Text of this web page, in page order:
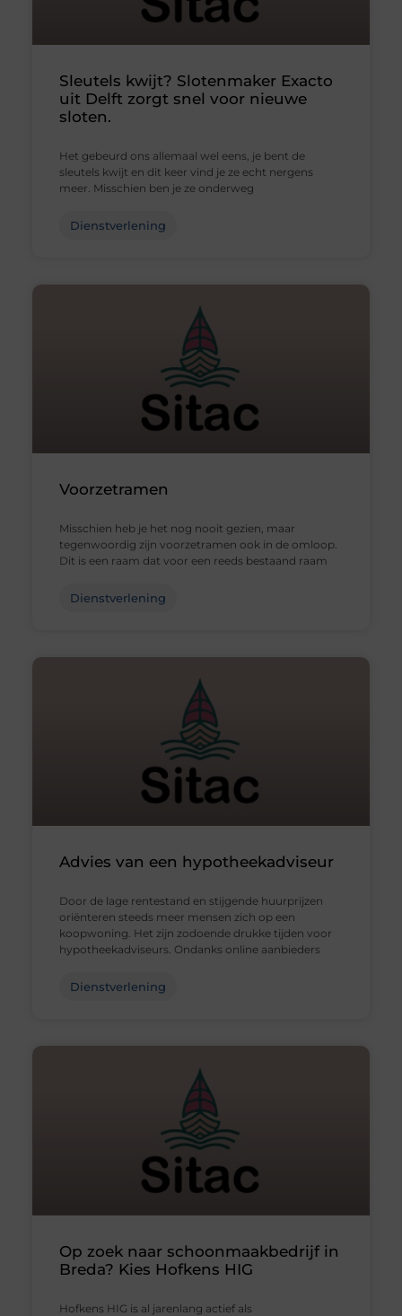
Sleutels kwijt? Slotenmaker Exacto
uit Delft zorgt snel voor nieuwe
sloten.
Het gebeurd ons allemaal wel eens, je bent de
sleutels kwijt en dit keer vind je ze echt nergens
meer. Misschien ben je ze onderweg
Dienstverlening
Voorzetramen
Misschien heb je het nog nooit gezien, maar
tegenwoordig zijn voorzetramen ook in de omloop.
Dit is een raam dat voor een reeds bestaand raam
Dienstverlening
Advies van een hypotheekadviseur
Door de lage rentestand en stijgende huurprijzen
oriënteren steeds meer mensen zich op een
koopwoning. Het zijn zodoende drukke tijden voor
hypotheekadviseurs. Ondanks online aanbieders
Dienstverlening
Op zoek naar schoonmaakbedrijf in
Breda? Kies Hofkens HIG
Hofkens HIG is al jarenlang actief als